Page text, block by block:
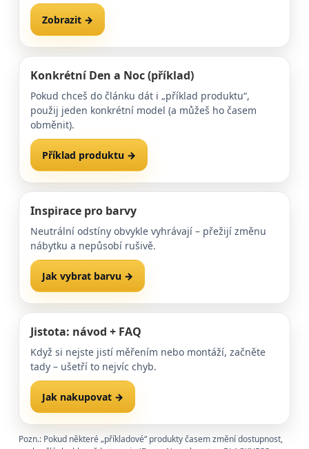
Zobrazit →
Konkrétní Den a Noc (příklad)
Pokud chceš do článku dát i „příklad produktu“,
použij jeden konkrétní model (a můžeš ho časem
obměnit).
Příklad produktu →
Inspirace pro barvy
Neutrální odstíny obvykle vyhrávají – přežijí změnu
nábytku a nepůsobí rušivě.
Jak vybrat barvu →
Jistota: návod + FAQ
Když si nejste jistí měřením nebo montáží, začněte
tady – ušetří to nejvíc chyb.
Jak nakupovat →
Pozn.: Pokud některé „příkladové“ produkty časem změní dostupnost,